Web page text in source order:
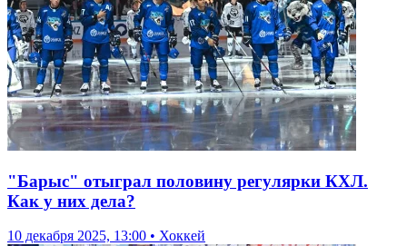
"Барыс" отыграл половину регулярки КХЛ.
Как у них дела?
10 декабря 2025, 13:00 • Хоккей